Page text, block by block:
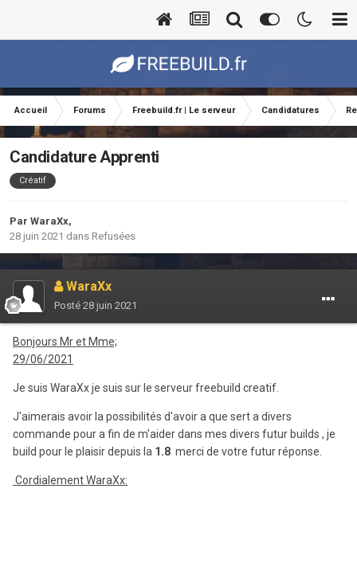
Accueil Forums Freebuild.fr | Le serveur Candidatures
Candidature Apprenti
Créatif
Par WaraXx,
28 juin 2021 dans Refusées
WaraXx
Posté 28 juin 2021
Bonjours Mr et Mme;
29/06/2021
Je suis WaraXx je suis sur le serveur freebuild creatif.
J'aimerais avoir la possibilités d'avoir a que sert a divers
commande pour a fin de m'aider dans mes divers futur builds , je
build pour le plaisir depuis la 1.8 merci de votre futur réponse.
Cordialement WaraXx: